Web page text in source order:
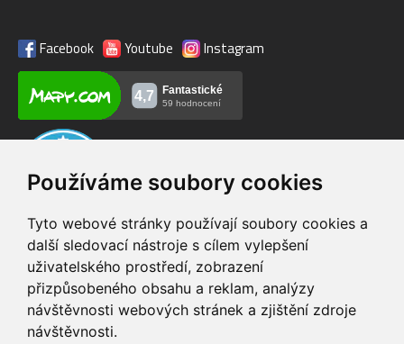
Používáme soubory cookies
Tyto webové stránky používají soubory cookies a
další sledovací nástroje s cílem vylepšení
uživatelského prostředí, zobrazení
přizpůsobeného obsahu a reklam, analýzy
návštěvnosti webových stránek a zjištění zdroje
návštěvnosti.
Facebook Youtube Instagram
VIP servis
na zakoupená
elektrokola
Testovací trať
možnost vyzkoušet si
elektrokola
Doprava ZDARMA